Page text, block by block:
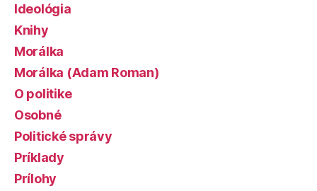
Ideológia
Knihy
Morálka
Morálka (Adam Roman)
O politike
Osobné
Politické správy
Príklady
Prílohy